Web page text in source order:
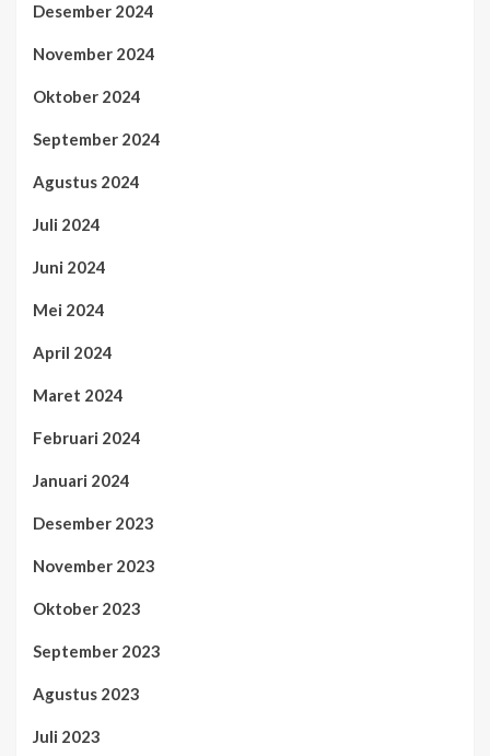
Desember 2024
November 2024
Oktober 2024
September 2024
Agustus 2024
Juli 2024
Juni 2024
Mei 2024
April 2024
Maret 2024
Februari 2024
Januari 2024
Desember 2023
November 2023
Oktober 2023
September 2023
Agustus 2023
Juli 2023